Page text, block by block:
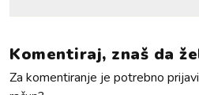
Komentiraj, znaš da
Za komentiranje je potrebno